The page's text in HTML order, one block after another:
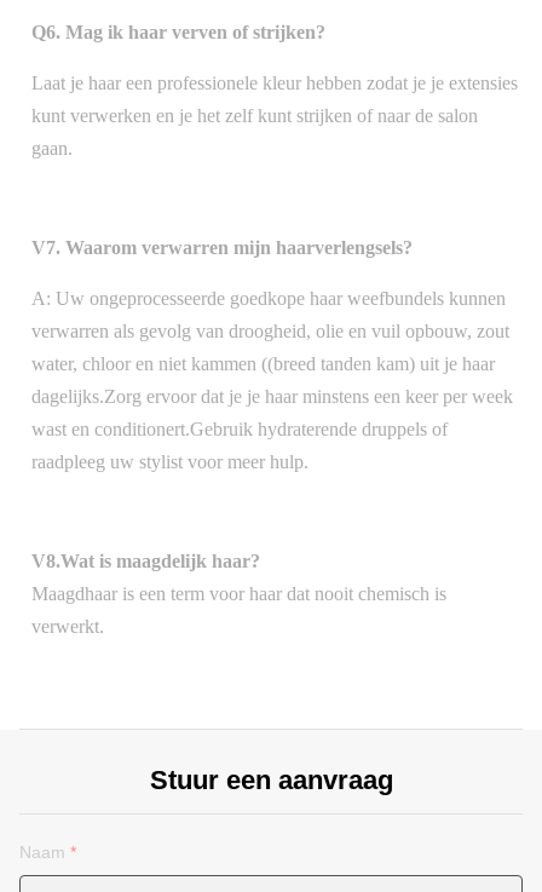
Q6. Mag ik haar verven of strijken?
Laat je haar een professionele kleur hebben zodat je je extensies
kunt verwerken en je het zelf kunt strijken of naar de salon
gaan.
V7. Waarom verwarren mijn haarverlengsels?
A: Uw ongeprocesseerde goedkope haar weefbundels kunnen
verwarren als gevolg van droogheid, olie en vuil opbouw, zout
water, chloor en niet kammen ((breed tanden kam) uit je haar
dagelijks.Zorg ervoor dat je je haar minstens een keer per week
wast en conditionert.Gebruik hydraterende druppels of
raadpleeg uw stylist voor meer hulp.
V8.Wat is maagdelijk haar?
Maagdhaar is een term voor haar dat nooit chemisch is
verwerkt.
Stuur een aanvraag
Naam *